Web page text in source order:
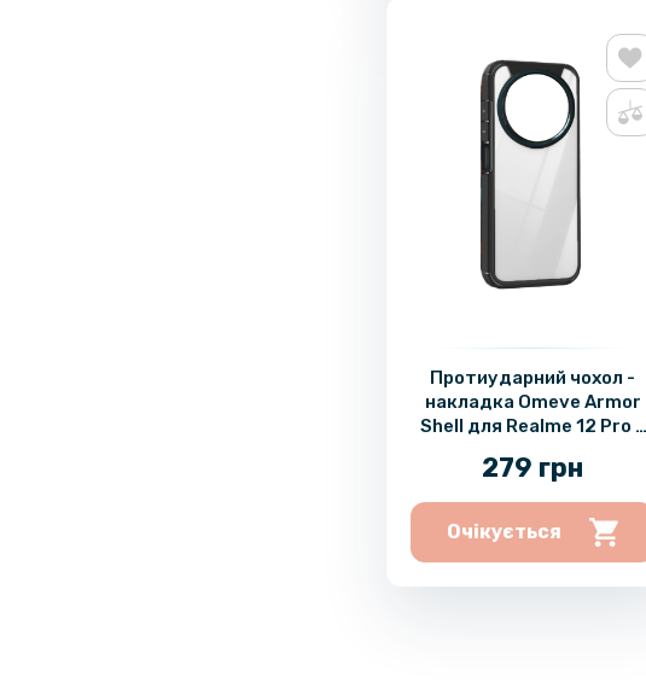
Протиударний чохол -
накладка Omeve Armor
Shell для Realme 12 Pro /
279 грн
Очікується